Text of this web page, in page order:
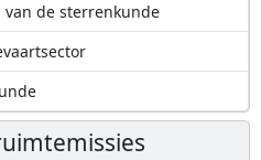
de sterrenkunde